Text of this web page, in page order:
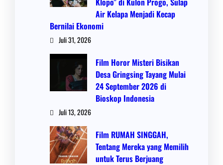
Air Kelapa Menjadi Kecap
Bernilai Ekonomi
Juli 31, 2026
Film Horor Misteri Bisikan
Desa Gringsing Tayang Mulai
24 September 2026 di
Bioskop Indonesia
Juli 13, 2026
Film RUMAH SINGGAH,
Tentang Mereka yang Memilih
untuk Terus Berjuang